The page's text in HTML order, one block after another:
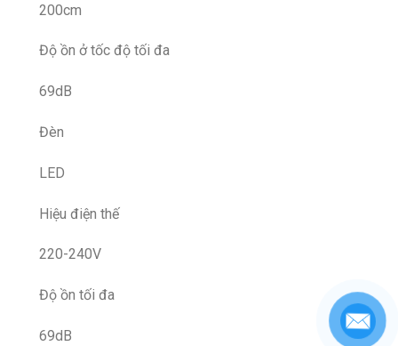
200cm
Độ ồn ở tốc độ tối đa
69dB
Đèn
LED
Hiệu điện thế
220-240V
Độ ồn tối đa
69dB